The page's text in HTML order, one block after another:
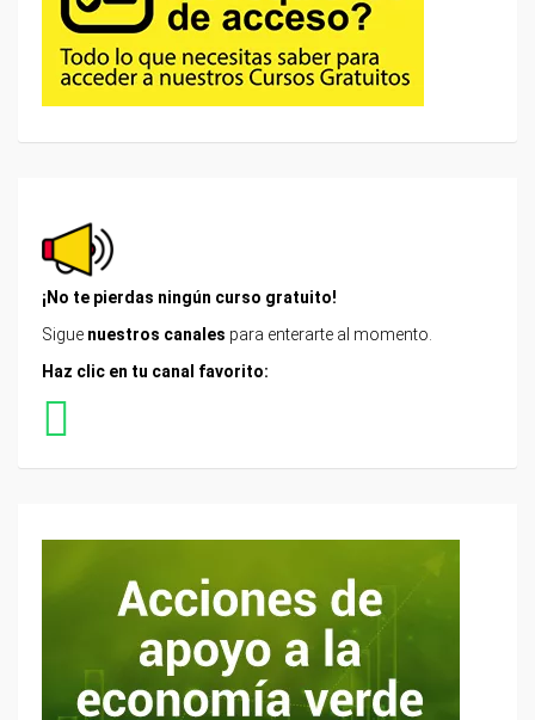
¡No te pierdas ningún curso gratuito!
Sigue nuestros canales para enterarte al momento.
Haz clic en tu canal favorito: